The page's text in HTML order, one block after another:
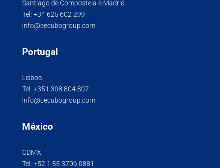
Santiago de Compostela e Madrid
Tel: +34 625 602 299
info@cecubogroup.com
Portugal
Lisboa
Tel: +351 308 804 807
info@cecubogroup.com
México
CDMX
Tel: +52 1 55 3706 0881